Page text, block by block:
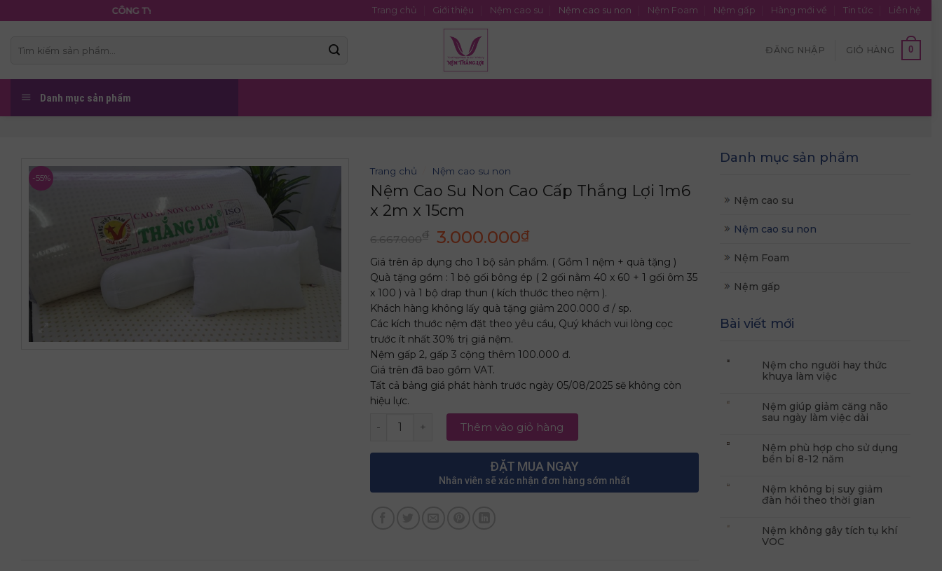
to
CÔNG TY TNHH NỆM THẮNG LỢI Trang chủ Giới thiệu Nệm cao su Nệm cao su non Nệm Foam Nệm gấp Hàng mới về Tin tức Liên hệ
kiếm:
ĐĂNG NHẬP GIỎ HÀNG 0
Danh mục sản phẩm
Danh mục sản phẩm
Nệm cao su
Nệm cao su non
Nệm Foam
Nệm gấp
Bài viết mới
Nệm cho người hay thức
khuya làm việc
Nệm giúp giảm căng não
sau ngày làm việc dài
Nệm phù hợp cho sử dụng
bền bỉ 8-12 năm
Nệm không bị suy giảm
đàn hồi theo thời gian
Nệm không gây tích tụ khí
VOC
-55%
Trang chủ Nệm cao su non
Nệm Cao Su Non Cao Cấp Thắng Lợi 1m6
x 2m x 15cm
6.667.000₫ Giá
gốc
là:
6.667.000₫.
3.000.000₫Giá
hiện
tại
là:
3.000.000₫.
Giá trên áp dụng cho 1 bộ sản phẩm. ( Gồm 1 nệm + quà tặng )
Quà tặng gồm : 1 bộ gối bông ép ( 2 gối nằm 40 x 60 + 1 gối ôm 35
x 100 ) và 1 bộ drap thun ( kích thước theo nệm ).
Khách hàng không lấy quà tặng giảm 200.000 đ / sp.
Các kích thước nệm đặt theo yêu cầu, Quý khách vui lòng cọc
trước ít nhất 30% trị giá nệm.
Nệm gấp 2, gấp 3 cộng thêm 100.000 đ.
Giá trên đã bao gồm VAT.
Tất cả bảng giá phát hành trước ngày 05/08/2025 sẽ không còn
hiệu lực.
Nệm Cao Su Non Cao Cấp Thắng Lợi 1m6 x 2m x 15cm số lượng
Thêm vào giỏ hàng
ĐẶT MUA NGAY
Nhân viên sẽ xác nhận đơn hàng sớm nhất